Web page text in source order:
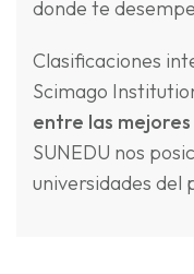
donde te
Clasificaciones
Scimago
entre las
SUNEDU nos
universidades del